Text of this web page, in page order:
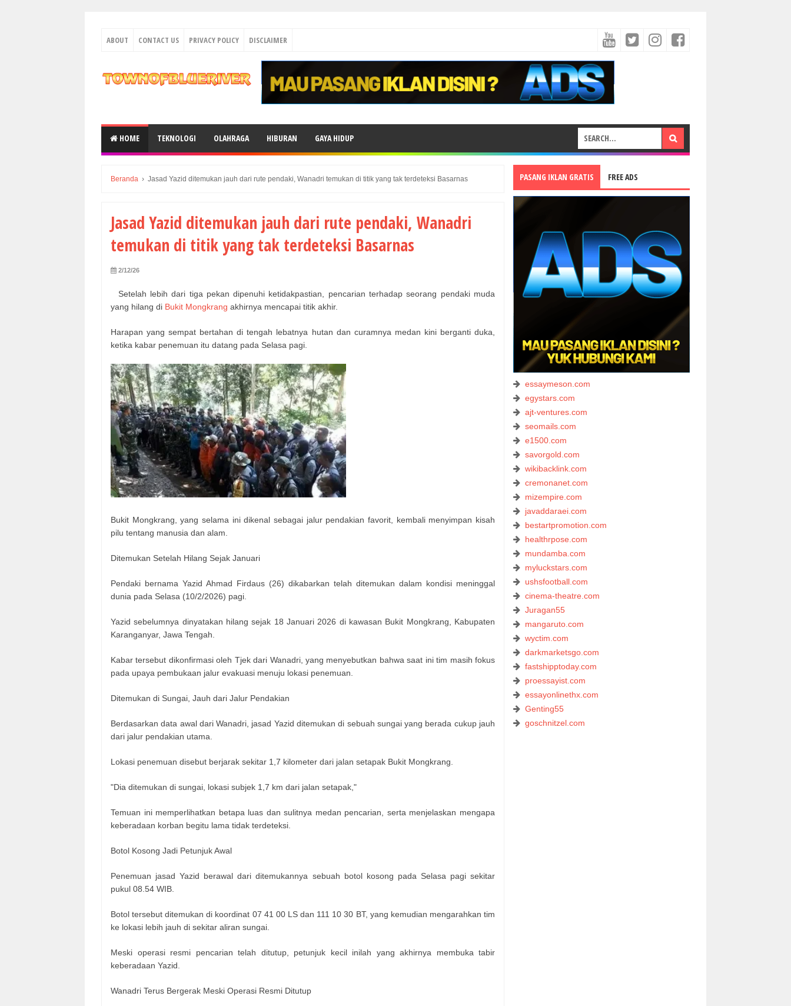
ABOUT CONTACT US PRIVACY POLICY DISCLAIMER
HOME TEKNOLOGI OLAHRAGA HIBURAN GAYA HIDUP
Beranda › Jasad Yazid ditemukan jauh dari rute pendaki, Wanadri temukan di titik yang tak terdeteksi Basarnas
Jasad Yazid ditemukan jauh dari rute pendaki, Wanadri
temukan di titik yang tak terdeteksi Basarnas
2/12/26
Setelah lebih dari tiga pekan dipenuhi ketidakpastian, pencarian terhadap seorang pendaki muda
yang hilang di Bukit Mongkrang akhirnya mencapai titik akhir.
Harapan yang sempat bertahan di tengah lebatnya hutan dan curamnya medan kini berganti duka,
ketika kabar penemuan itu datang pada Selasa pagi.
Bukit Mongkrang, yang selama ini dikenal sebagai jalur pendakian favorit, kembali menyimpan kisah
pilu tentang manusia dan alam.
Ditemukan Setelah Hilang Sejak Januari
Pendaki bernama Yazid Ahmad Firdaus (26) dikabarkan telah ditemukan dalam kondisi meninggal
dunia pada Selasa (10/2/2026) pagi.
Yazid sebelumnya dinyatakan hilang sejak 18 Januari 2026 di kawasan Bukit Mongkrang, Kabupaten
Karanganyar, Jawa Tengah.
Kabar tersebut dikonfirmasi oleh Tjek dari Wanadri, yang menyebutkan bahwa saat ini tim masih fokus
pada upaya pembukaan jalur evakuasi menuju lokasi penemuan.
Ditemukan di Sungai, Jauh dari Jalur Pendakian
Berdasarkan data awal dari Wanadri, jasad Yazid ditemukan di sebuah sungai yang berada cukup jauh
dari jalur pendakian utama.
Lokasi penemuan disebut berjarak sekitar 1,7 kilometer dari jalan setapak Bukit Mongkrang.
"Dia ditemukan di sungai, lokasi subjek 1,7 km dari jalan setapak,"
Temuan ini memperlihatkan betapa luas dan sulitnya medan pencarian, serta menjelaskan mengapa
keberadaan korban begitu lama tidak terdeteksi.
Botol Kosong Jadi Petunjuk Awal
Penemuan jasad Yazid berawal dari ditemukannya sebuah botol kosong pada Selasa pagi sekitar
pukul 08.54 WIB.
Botol tersebut ditemukan di koordinat 07 41 00 LS dan 111 10 30 BT, yang kemudian mengarahkan tim
ke lokasi lebih jauh di sekitar aliran sungai.
Meski operasi resmi pencarian telah ditutup, petunjuk kecil inilah yang akhirnya membuka tabir
keberadaan Yazid.
Wanadri Terus Bergerak Meski Operasi Resmi Ditutup
PASANG IKLAN GRATIS FREE ADS
essaymeson.com
egystars.com
ajt-ventures.com
seomails.com
e1500.com
savorgold.com
wikibacklink.com
cremonanet.com
mizempire.com
javaddaraei.com
bestartpromotion.com
healthrpose.com
mundamba.com
myluckstars.com
ushsfootball.com
cinema-theatre.com
Juragan55
mangaruto.com
wyctim.com
darkmarketsgo.com
fastshipptoday.com
proessayist.com
essayonlinethx.com
Genting55
goschnitzel.com